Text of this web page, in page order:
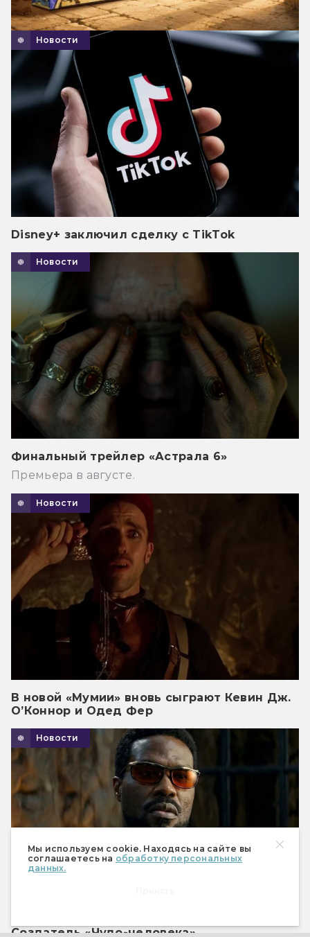
Мы используем cookie. Находясь на сайте вы
соглашаетесь на обработку персональных
данных.
Новости
Disney+ заключил сделку с TikTok
Новости
Финальный трейлер «Астрала 6»
Премьера в августе.
Новости
В новой «Мумии» вновь сыграют Кевин Дж.
О’Коннор и Одед Фер
Новости
Создатель «Чудо-человека»